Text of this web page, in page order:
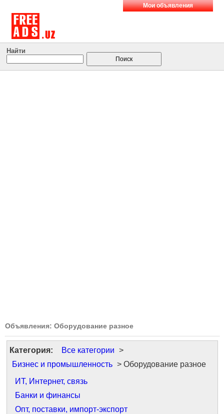
Мои объявления
Найти
Объявления: Оборудование разное
Категория: Все категории >
Бизнес и промышленность > Оборудование разное
ИТ, Интернет, связь
Банки и финансы
Опт, поставки, импорт-экспорт